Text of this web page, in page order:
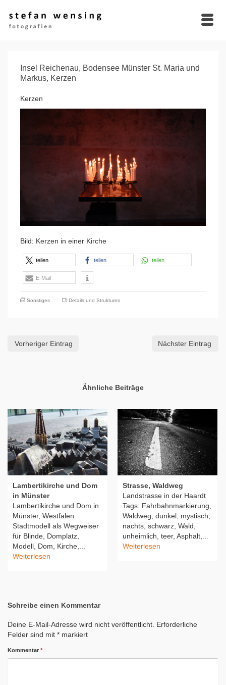
Insel Reichenau, Bodensee Münster St. Maria und
Markus, Kerzen
Kerzen
Bild: Kerzen in einer Kirche
teilen teilen teilen
E-Mail
Sonstiges Details und Strukturen
Vorheriger Eintrag Nächster Eintrag
Ähnliche Beiträge
Lambertikirche und Dom
in Münster
Lambertikirche und Dom in
Münster, Westfalen.
Stadtmodell als Wegweiser
für Blinde, Domplatz,
Modell, Dom, Kirche,...
Weiterlesen
Strasse, Waldweg
Landstrasse in der Haardt
Tags: Fahrbahnmarkierung,
Waldweg, dunkel, mystisch,
nachts, schwarz, Wald,
unheimlich, teer, Asphalt,...
Weiterlesen
Schreibe einen Kommentar
Deine E-Mail-Adresse wird nicht veröffentlicht. Erforderliche
Felder sind mit * markiert
Kommentar *